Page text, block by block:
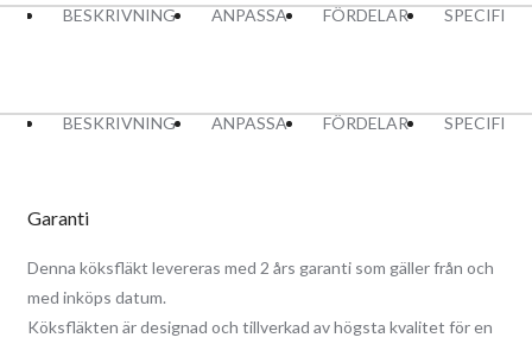
BESKRIVNING ANPASSA FÖRDELAR
BESKRIVNING ANPASSA FÖRDELAR
Garanti
Denna köksfläkt levereras med 2 års garanti som gäller från och
med inköps datum.
Köksfläkten är designad och tillverkad av högsta kvalitet för en